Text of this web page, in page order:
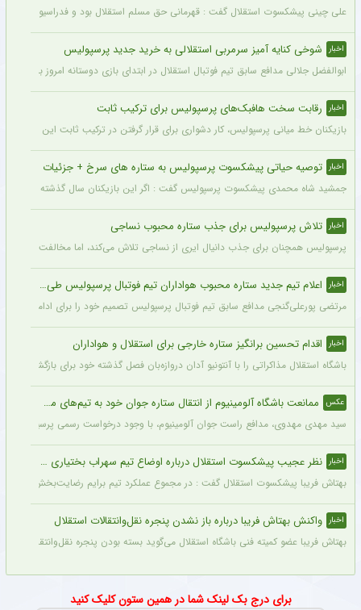
علی چینی پیشکسوت استقلال گفت : قهرمانی حق مسلم استقلال بود و فدراسیون باید آن
اخبار شوخی کنایه آمیز سرمربی استقلالی به خرید جدید پرسپولیس
ابوالفضل جلالی مدافع سابق تیم فوتبال استقلال در ابتدای بازی دوستانه امروز با
اخبار رقابت سخت هافبک‌های پرسپولیس برای ترکیب ثابت
بازیکنان خط میانی پرسپولیس، کار دشواری برای قرار گرفتن در ترکیب ثابت این تیم
اخبار توصیه حیاتی پیشکسوت پرسپولیس به ستاره های سرخ + جزئیات
جمشید شاه محمدی پیشکسوت پرسپولیس گفت : اگر این بازیکنان سال گذشته و سال‌های
اخبار تلاش پرسپولیس برای جذب ستاره محبوب نساجی
پرسپولیس همچنان برای جذب دانیال ایری از نساجی تلاش می‌کند، اما مخالفت
اخبار اعلام تیم جدید ستاره محبوب هواداران تیم فوتبال پرسپولیس طی ۴۸ ساعت آینده
مرتضی پورعلی‌گنجی مدافع سابق تیم فوتبال پرسپولیس تصمیم خود را برای ادامه
اخبار اقدام تحسین برانگیز ستاره خارجی برای استقلال و هواداران
باشگاه استقلال مذاکراتی را با آنتونیو آدان دروازه‌بان فصل گذشته خود برای بازگشت یه
عکس ممانعت باشگاه آلومینیوم از انتقال ستاره جوان خود به تیم‌های مدعی + عکس
سید مهدی مهدوی، مدافع راست جوان آلومینیوم، با وجود درخواست رسمی پرسپولیس،
اخبار نظر عجیب پیشکسوت استقلال درباره اوضاع تیم سهراب بختیاری زاده + جزئیات
بهتاش فریبا پیشکسوت استقلال گفت : در مجموع عملکرد تیم برایم رضایت‌بخش بود.
اخبار واکنش بهتاش فریبا درباره باز نشدن پنجره نقل‌وانتقالات استقلال
بهتاش فریبا عضو کمیته فنی باشگاه استقلال می‌گوید بسته بودن پنجره
برای درج بک لینک شما در همین ستون کلیک کنید